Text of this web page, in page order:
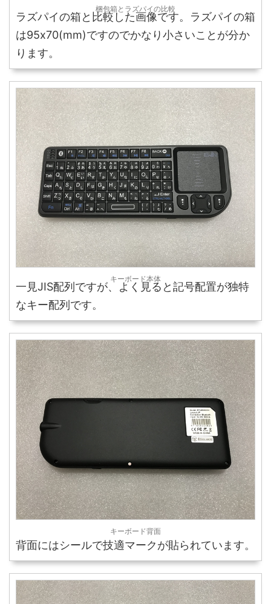
梱包箱とラズパイの比較
ラズパイの箱と比較した画像です。ラズパイの箱
は95x70(mm)ですのでかなり小さいことが分か
ります。
キーボード本体
一見JIS配列ですが、よく見ると記号配置が独特
なキー配列です。
キーボード背面
背面にはシールで技適マークが貼られています。